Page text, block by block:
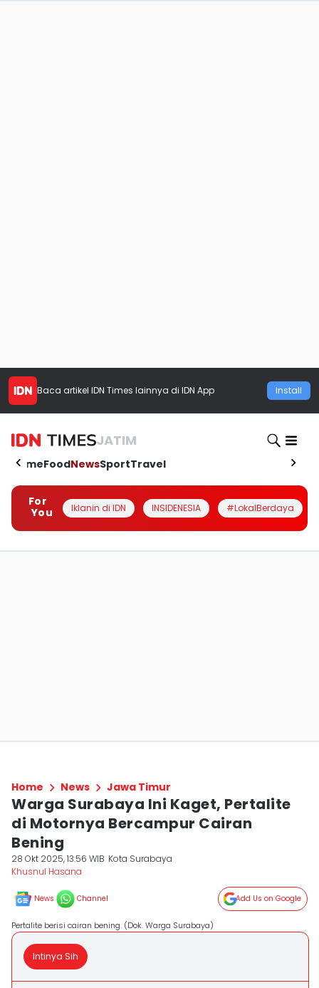
Baca artikel IDN Times lainnya di IDN App Install
JATIM
HomeFoodNewsSportTravel
For
You
Iklanin di IDN INSIDENESIA #LokalBerdaya
Home News Jawa Timur
Warga Surabaya Ini Kaget, Pertalite
di Motornya Bercampur Cairan
Bening
28 Okt 2025, 13:56 WIB Kota Surabaya
Khusnul Hasana
News Channel Add Us on Google
Pertalite berisi cairan bening. (Dok. Warga Surabaya)
Intinya Sih